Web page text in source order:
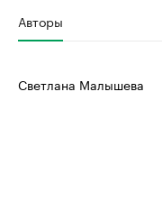
Авторы
Светлана Малышева